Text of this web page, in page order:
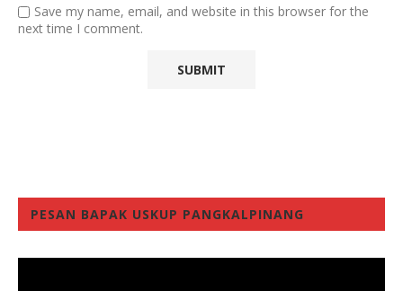
Save my name, email, and website in this browser for the
next time I comment.
PESAN BAPAK USKUP PANGKALPINANG